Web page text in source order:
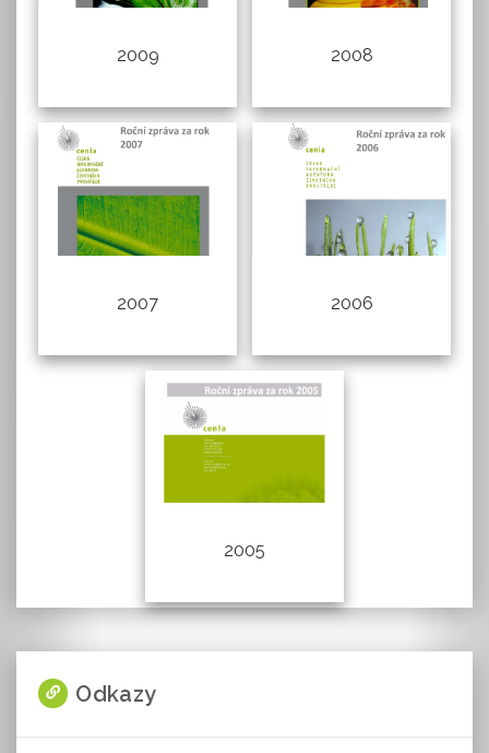
2009 2008
2007 2006
2005
Odkazy